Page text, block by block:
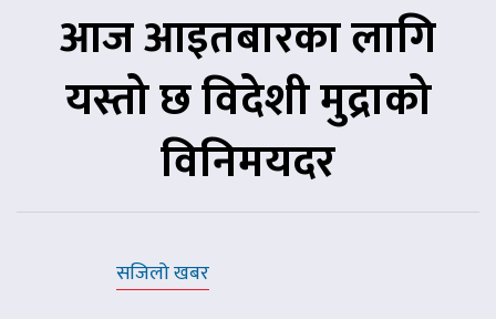
आज आइतबारका लागि
यस्तो छ विदेशी मुद्राको
विनिमयदर
सजिलो खबर